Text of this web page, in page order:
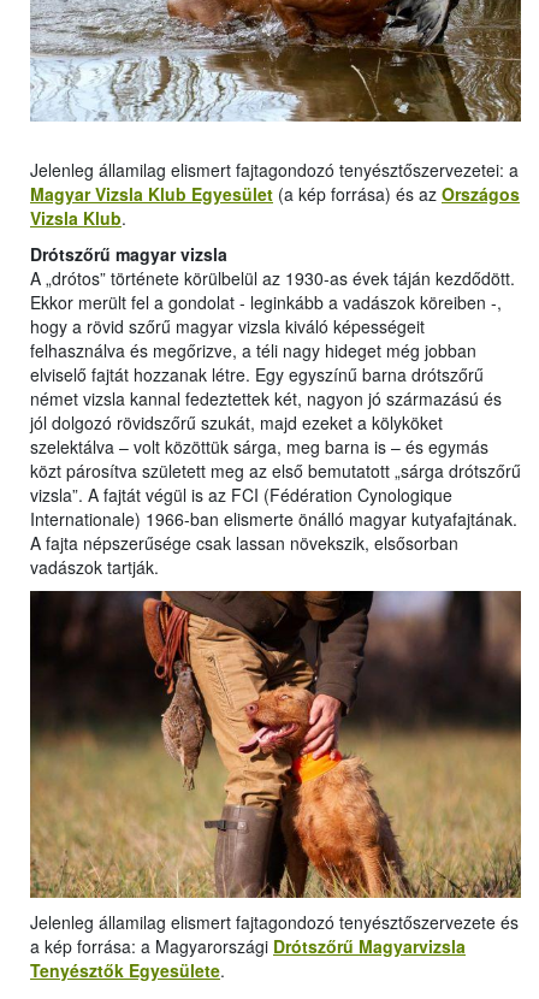
Jelenleg államilag elismert fajtagondozó tenyésztőszervezetei: a
Magyar Vizsla Klub Egyesület (a kép forrása) és az Országos
Vizsla Klub.
Drótszőrű magyar vizsla
A „drótos” története körülbelül az 1930-as évek táján kezdődött.
Ekkor merült fel a gondolat - leginkább a vadászok köreiben -,
hogy a rövid szőrű magyar vizsla kiváló képességeit
felhasználva és megőrizve, a téli nagy hideget még jobban
elviselő fajtát hozzanak létre. Egy egyszínű barna drótszőrű
német vizsla kannal fedeztettek két, nagyon jó származású és
jól dolgozó rövidszőrű szukát, majd ezeket a kölyköket
szelektálva – volt közöttük sárga, meg barna is – és egymás
közt párosítva született meg az első bemutatott „sárga drótszőrű
vizsla”. A fajtát végül is az FCI (Fédération Cynologique
Internationale) 1966-ban elismerte önálló magyar kutyafajtának.
A fajta népszerűsége csak lassan növekszik, elsősorban
vadászok tartják.
Jelenleg államilag elismert fajtagondozó tenyésztőszervezete és
a kép forrása: a Magyarországi Drótszőrű Magyarvizsla
Tenyésztők Egyesülete.